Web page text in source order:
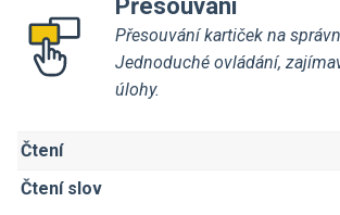
Přesouvání
Přesouvání kartiček na
Jednoduché ovládání,
úlohy.
Čtení
Čtení slov